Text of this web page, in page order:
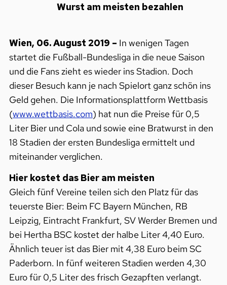
Wurst am meisten bezahlen
Wien, 06. August 2019 – In wenigen Tagen
startet die Fußball-Bundesliga in die neue Saison
und die Fans zieht es wieder ins Stadion. Doch
dieser Besuch kann je nach Spielort ganz schön ins
Geld gehen. Die Informationsplattform Wettbasis
(www.wettbasis.com) hat nun die Preise für 0,5
Liter Bier und Cola und sowie eine Bratwurst in den
18 Stadien der ersten Bundesliga ermittelt und
miteinander verglichen.
Hier kostet das Bier am meisten
Gleich fünf Vereine teilen sich den Platz für das
teuerste Bier: Beim FC Bayern München, RB
Leipzig, Eintracht Frankfurt, SV Werder Bremen und
bei Hertha BSC kostet der halbe Liter 4,40 Euro.
Ähnlich teuer ist das Bier mit 4,38 Euro beim SC
Paderborn. In fünf weiteren Stadien werden 4,30
Euro für 0,5 Liter des frisch Gezapften verlangt.